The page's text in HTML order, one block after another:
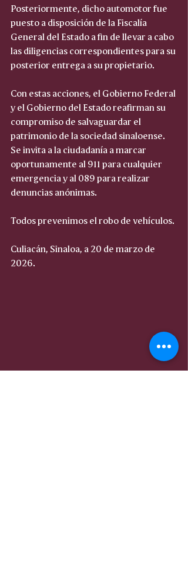
Posteriormente, dicho automotor fue
puesto a disposición de la Fiscalía
General del Estado a fin de llevar a cabo
las diligencias correspondientes para su
posterior entrega a su propietario.
Con estas acciones, el Gobierno Federal
y el Gobierno del Estado reafirman su
compromiso de salvaguardar el
patrimonio de la sociedad sinaloense.
Se invita a la ciudadanía a marcar
oportunamente al 911 para cualquier
emergencia y al 089 para realizar
denuncias anónimas.
Todos prevenimos el robo de vehículos.
Culiacán, Sinaloa, a 20 de marzo de
2026.